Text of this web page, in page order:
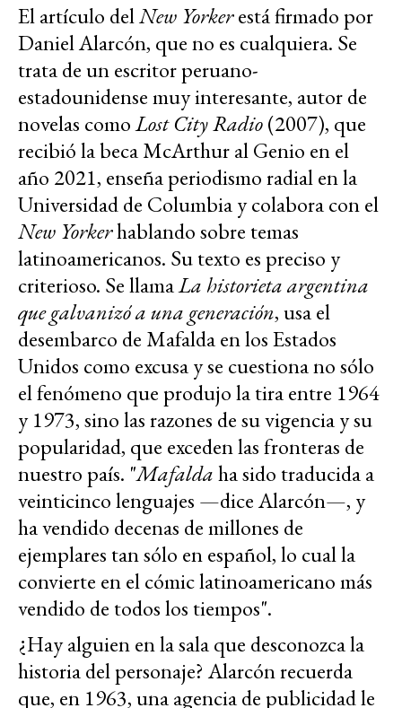
El artículo delNew Yorkerestá firmado por
Daniel Alarcón, que no es cualquiera. Se
trata de un escritor peruano-
estadounidense muy interesante, autor de
novelas comoLost City Radio(2007), que
recibió la beca McArthur al Genio en el
año 2021, enseña periodismo radial en la
Universidad de Columbia y colabora con el
New Yorkerhablando sobre temas
latinoamericanos. Su texto es preciso y
criterioso. Se llamaLa historieta argentina
que galvanizó a una generación, usa el
desembarco de Mafalda en los Estados
Unidos como excusa y se cuestiona no sólo
el fenómeno que produjo la tira entre 1964
y 1973, sino las razones de su vigencia y su
popularidad, que exceden las fronteras de
nuestro país. "Mafaldaha sido traducida a
veinticinco lenguajes —dice Alarcón—, y
ha vendido decenas de millones de
ejemplares tan sólo en español, lo cual la
convierte en el cómic latinoamericano más
vendido de todos los tiempos".
¿Hay alguien en la sala que desconozca la
historia del personaje? Alarcón recuerda
que, en 1963, una agencia de publicidad le